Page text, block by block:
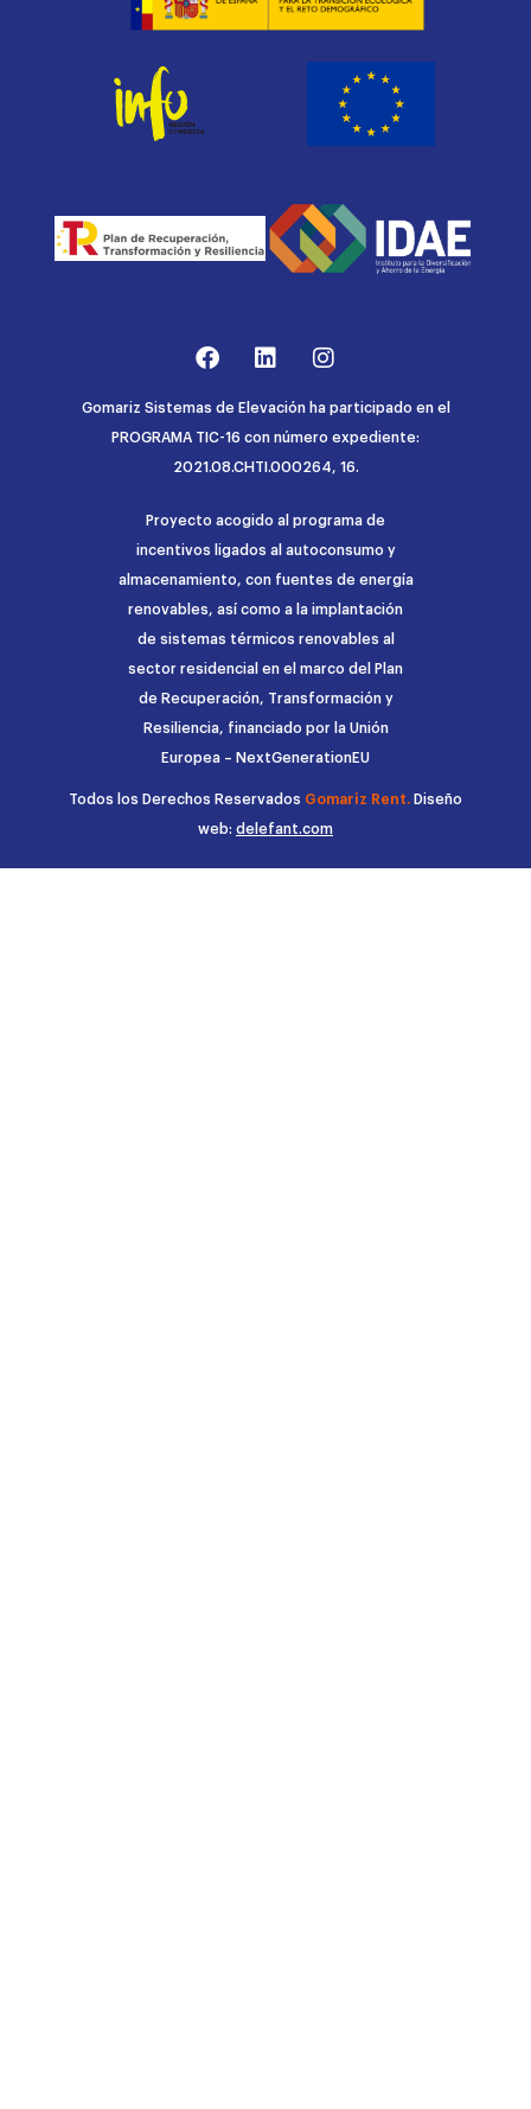
Gomariz Sistemas de Elevación ha participado en el
PROGRAMA TIC-16 con número expediente:
2021.08.CHTI.000264, 16.
Proyecto acogido al programa de
incentivos ligados al autoconsumo y
almacenamiento, con fuentes de energía
renovables, así como a la implantación
de sistemas térmicos renovables al
sector residencial en el marco del Plan
de Recuperación, Transformación y
Resiliencia, financiado por la Unión
Europea – NextGenerationEU
Todos los Derechos Reservados Gomariz Rent. Diseño
web: delefant.com